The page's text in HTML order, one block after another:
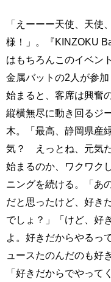
「えーーー天使、天使
様！」。『KINZOKU
はもちろんこのイベン
金属バットの2人が参
始まると、客席は興奮
縦横無尽に動き回るジ
木。「最高、静岡県産
気？ えっとね、元気
始まるのか、ワクワク
ニングを続ける。「あ
だと思ったけど、好き
でしょ？」「けど、好
よ。好きだからやるっ
ュースたのんだのも好
「好きだからでやっ